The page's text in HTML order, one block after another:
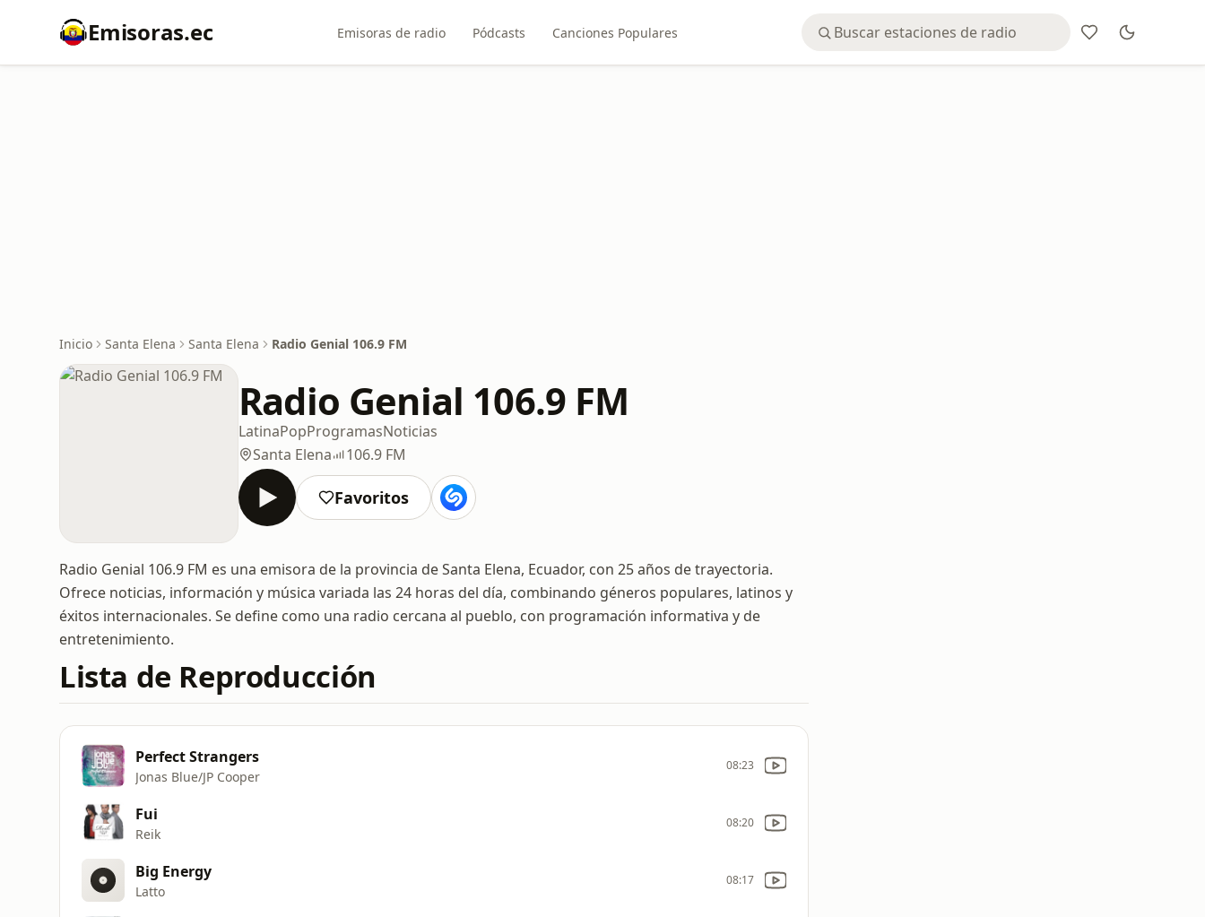
Emisoras.ec Emisoras de radio Pódcasts Canciones Populares
Inicio Santa Elena Santa Elena Radio Genial 106.9 FM
Radio Genial 106.9 FM
LatinaPopProgramasNoticias
Santa Elena
106.9 FM
Favoritos
Radio Genial 106.9 FM es una emisora de la provincia de Santa Elena, Ecuador, con 25 años de trayectoria.
Ofrece noticias, información y música variada las 24 horas del día, combinando géneros populares, latinos y
éxitos internacionales. Se define como una radio cercana al pueblo, con programación informativa y de
entretenimiento.
Lista de Reproducción
Perfect Strangers
Jonas Blue/JP Cooper
08:23
Fui
Reik
08:20
Big Energy
Latto
08:17